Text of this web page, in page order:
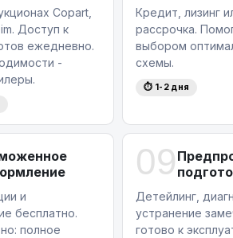
Copart,
Доступ к
ежедневно.
-
Кредит, лизинг
рассрочка.
выбором
схемы.
⏱ 1-2 дня
и
бесплатно.
полное
09
Детейлинг,
устранение
готово к